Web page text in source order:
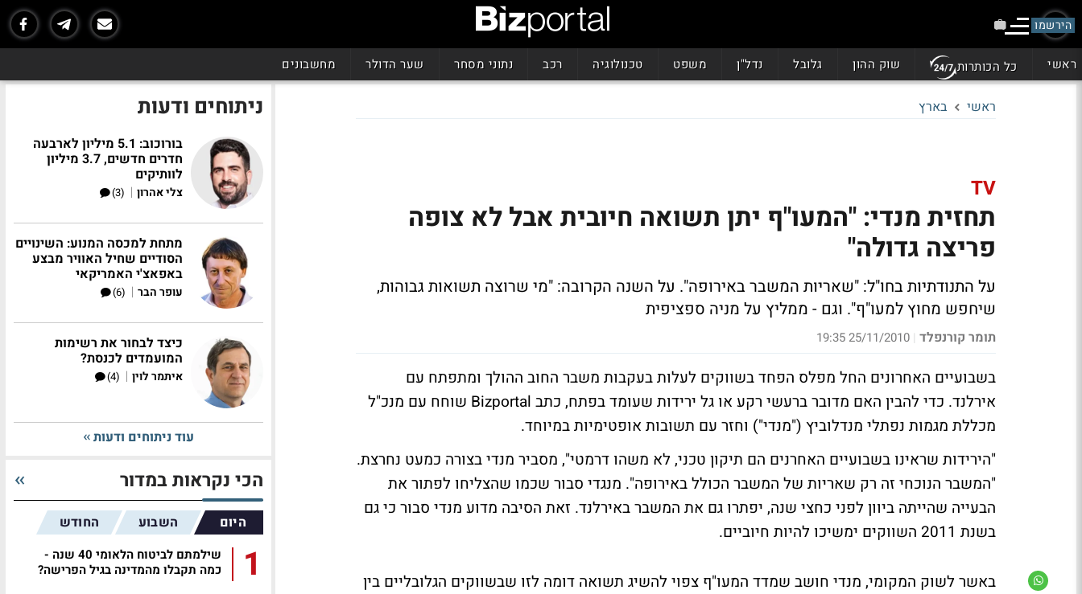
הירשמו
ראשי כל הכותרות שוק ההון גלובל נדל"ן משפט טכנולוגיה רכב נתוני מסחר שער הדולר מחשבונים
ראשי בארץ
TV
תחזית מנדי: "המעו"ף יתן תשואה חיובית אבל לא צופה
פריצה גדולה"
על התנודתיות בחו"ל: "שאריות המשבר באירופה". על השנה הקרובה: "מי שרוצה תשואות גבוהות,
שיחפש מחוץ למעו"ף". וגם - ממליץ על מניה ספציפית
תומר קורנפלד |
25/11/2010 19:35
בשבועיים האחרונים החל מפלס הפחד בשווקים לעלות בעקבות משבר החוב ההולך ומתפתח עם
אירלנד. כדי להבין האם מדובר ברעשי רקע או גל ירידות שעומד בפתח, כתב Bizportal שוחח עם מנכ"ל
מכללת מגמות נפתלי מנדלוביץ ("מנדי") וחזר עם תשובות אופטימיות במיוחד.
"הירידות שראינו בשבועיים האחרנים הם תיקון טכני, לא משהו דרמטי", מסביר מנדי בצורה כמעט נחרצת.
"המשבר הנוכחי זה רק שאריות של המשבר הכולל באירופה". מנגדי סבור שכמו שהצליחו לפתור את
הבעייה שהייתה ביוון לפני כחצי שנה, יפתרו גם את המשבר באירלנד. זאת הסיבה מדוע מנדי סבור כי גם
בשנת 2011 השווקים ימשיכו להיות חיוביים.
באשר לשוק המקומי, מנדי חושב שמדד המעו"ף צפוי להשיג תשואה דומה לזו שבשווקים הגלובליים בין
ניתוחים ודעות
בורוכוב: 5.1 מיליון לארבעה
חדרים חדשים, 3.7 מיליון
לוותיקים
צלי אהרון |
(3)
מתחת למכסה המנוע: השינויים
הסודיים שחיל האוויר מבצע
באפאצ'י האמריקאי
עופר הבר |
(6)
כיצד לבחור את רשימות
המועמדים לכנסת?
איתמר לוין |
(4)
עוד ניתוחים ודעות
הכי נקראות במדור
היום השבוע החודש
1
שילמתם לביטוח הלאומי 40 שנה -
כמה תקבלו מהמדינה בגיל הפרישה?